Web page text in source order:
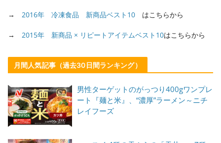
→ 2016年 冷凍食品 新商品ベスト10 はこちらから
→ 2015年 新商品 × リピートアイテムベスト10はこちらから
月間人気記事（過去30日間ランキング）
男性ターゲットのがっつり400gワンプレ
ート『麺と米』、“濃厚”ラーメン～ニチ
レイフーズ